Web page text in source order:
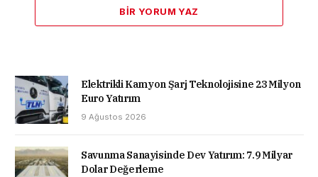
BIR YORUM YAZ
Elektrikli Kamyon Şarj Teknolojisine 23 Milyon
Euro Yatırım
9 Ağustos 2026
Savunma Sanayisinde Dev Yatırım: 7.9 Milyar
Dolar Değerleme